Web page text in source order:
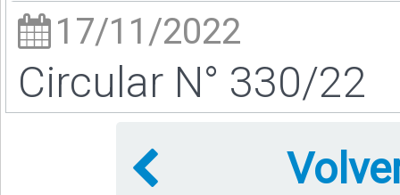
17/11/2022
Circular N° 330/22